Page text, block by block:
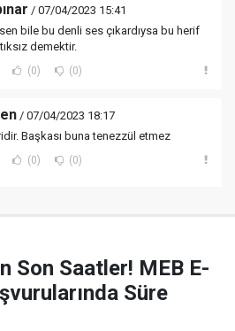
/ 07/04/2023 15:41
bile bu denli ses çıkardıysa bu herif
demektir.
(0) (0)
/ 07/04/2023 18:17
Başkası buna tenezzül etmez
(0) (0)
Son Saatler! MEB E-
Süre